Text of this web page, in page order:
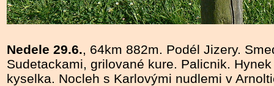
Nedele 29.6., 64km 882m. Podél Jizery.
Sudetackami, grilované kure. Palicnik.
kyselka. Nocleh s Karlovými nudlemi v